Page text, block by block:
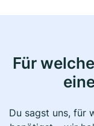
Für
Du sagst uns, für